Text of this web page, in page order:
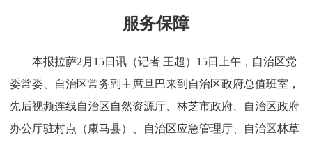
服务保障
本报拉萨2月15日讯（记者 王超）15日上午，自治区党
委常委、自治区常务副主席旦巴来到自治区政府总值班室，
先后视频连线自治区自然资源厅、林芝市政府、自治区政府
办公厅驻村点（康马县）、自治区应急管理厅、自治区林草